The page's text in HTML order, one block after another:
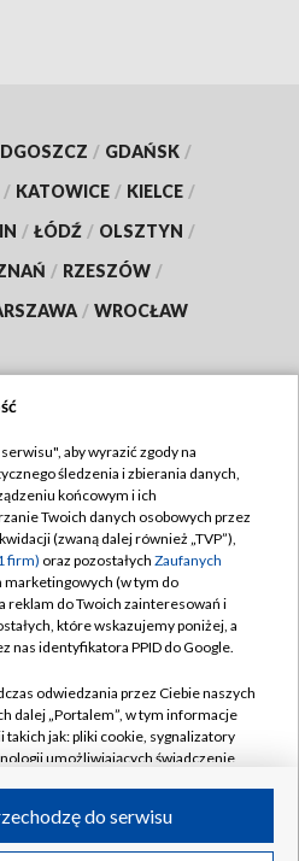
/ GDAŃSK /
/ KATOWICE / KIELCE /
/ ŁÓDŹ / OLSZTYN /
/ RZESZÓW /
/ WROCŁAW
TVP
TVP
prywatności
zgody
Pomoc
Kontakt
Kanały
S.A. w likwidacji
aby wyrazić zgody na
śledzenia i zbierania danych,
końcowym i ich
Twoich danych osobowych przez
(zwaną dalej również „TVP”),
firm) oraz pozostałych Zaufanych
marketingowych (w tym do
reklam do Twoich zainteresowań i
które wskazujemy poniżej, a
nas identyfikatora PPID do Google.
odwiedzania przez Ciebie naszych
dalej „Portalem”, w tym informacje
jak: pliki cookie, sygnalizatory
umożliwiających świadczenie
do serwisu